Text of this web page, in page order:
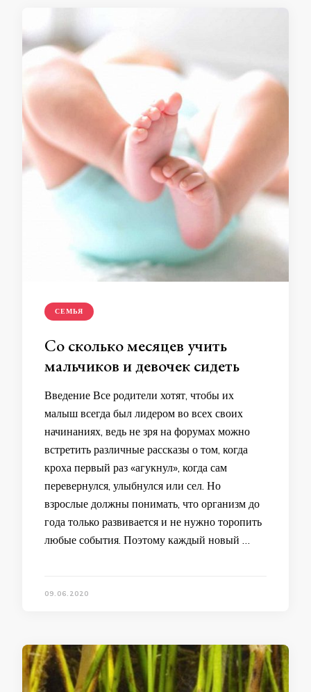
СЕМЬЯ
Со сколько месяцев учить
мальчиков и девочек сидеть
Введение Все родители хотят, чтобы их
малыш всегда был лидером во всех своих
начинаниях, ведь не зря на форумах можно
встретить различные рассказы о том, когда
кроха первый раз «агукнул», когда сам
перевернулся, улыбнулся или сел. Но
взрослые должны понимать, что организм до
года только развивается и не нужно торопить
любые события. Поэтому каждый новый …
09.06.2020